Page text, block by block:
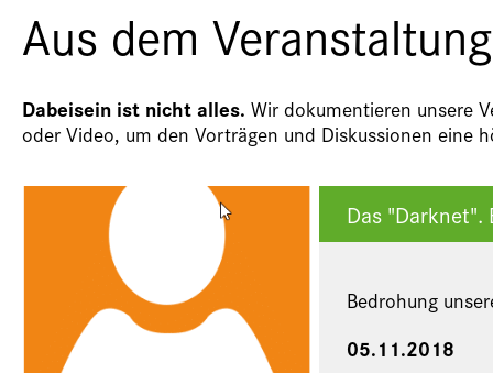
Aus dem
Dabeisein ist nicht alles. Wir dokumentieren unsere
oder Video, um den Vorträgen und Diskussionen eine
Das "Darknet".
Bedrohung
05.11.2018